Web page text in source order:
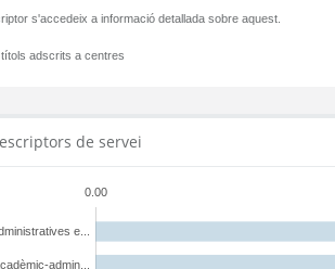
s'accedeix a informació detallada sobre aquest.
adscrits a centres
de servei
0.00
admin...
e...